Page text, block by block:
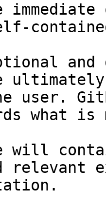
and
user.
what
will
relevant